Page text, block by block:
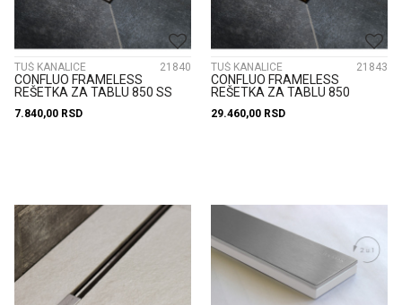
TUŠ KANALICE 21840
CONFLUO FRAMELESS
REŠETKA ZA TABLU 850 SS
7.840,00 RSD
TUŠ KANALICE 21843
CONFLUO FRAMELESS
REŠETKA ZA TABLU 850
29.460,00 RSD